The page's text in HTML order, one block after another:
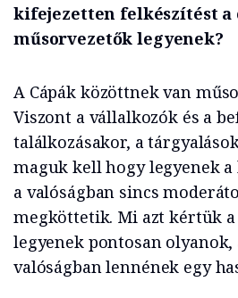
kifejezetten felkészítést a
műsorvezetők legyenek?
A Cápák közöttnek van
Viszont a vállalkozók és a
találkozásakor, a
maguk kell hogy legyenek
a valóságban sincs
megköttetik. Mi azt kértük
legyenek pontosan
valóságban lennének egy